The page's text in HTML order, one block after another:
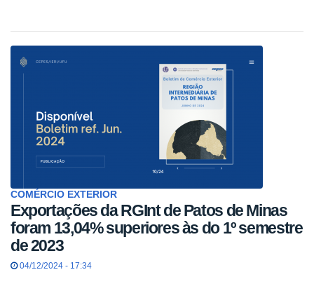
COMÉRCIO EXTERIOR
Exportações da RGInt de Patos de Minas
foram 13,04% superiores às do 1º semestre
de 2023
04/12/2024 - 17:34